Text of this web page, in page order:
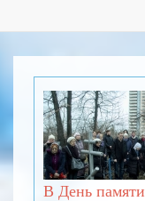
В День памяти